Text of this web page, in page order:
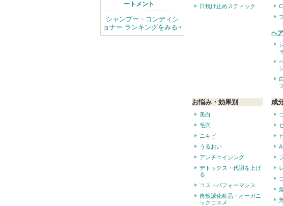
日焼け止めスティック
ヘ
お悩み・効果別
美白
毛穴
ニキビ
うるおい
アンチエイジング
デトックス・代謝を上げ
る
コストパフォーマンス
自然派化粧品・オーガニ
ックコスメ
成
ートメント
シャンプー・コンディシ
ョナー ランキングをみる